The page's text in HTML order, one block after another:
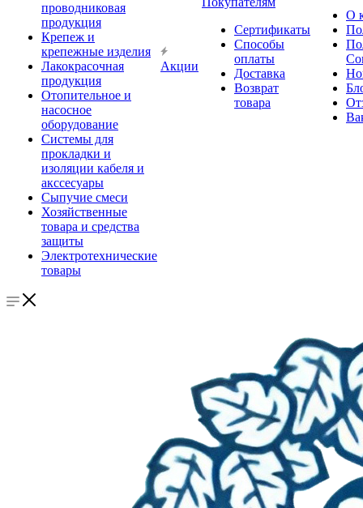
проводниковая
продукция
Крепеж и
крепежные изделия
Лакокрасочная
продукция
Отопительное и
насосное
оборудование
Системы для
прокладки и
изоляции кабеля и
акссесуары
Сыпучие смеси
Хозяйственные
товара и средства
защиты
Электротехнические
товары
Акции
Сертификаты
Способы
оплаты
Доставка
Возврат
товара
О